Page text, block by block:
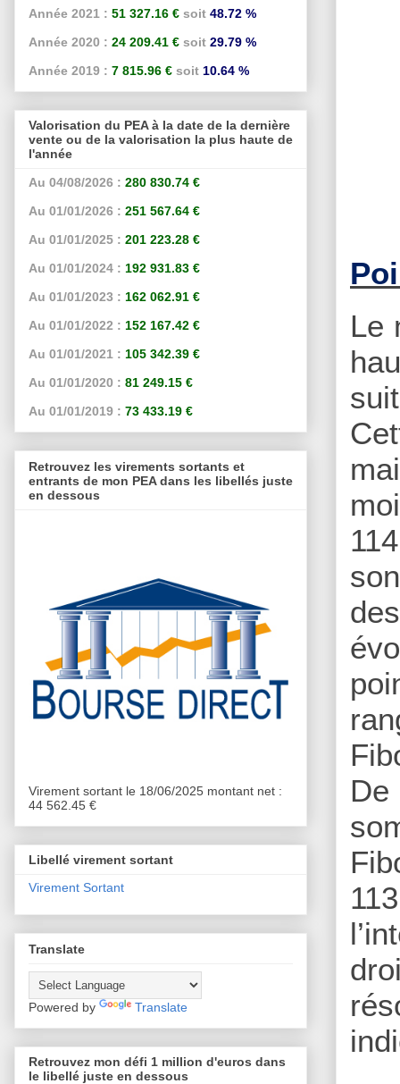
Le
Année 2021 : 51 327.16 € soit 48.72 %
Année 2020 : 24 209.41 € soit 29.79 %
Année 2019 : 7 815.96 € soit 10.64 %
Valorisation du PEA à la date de la dernière
vente ou de la valorisation la plus haute de
l'année
Au 04/08/2026 : 280 830.74 €
Au 01/01/2026 : 251 567.64 €
Au 01/01/2025 : 201 223.28 €
Au 01/01/2024 : 192 931.83 €
Au 01/01/2023 : 162 062.91 €
Au 01/01/2022 : 152 167.42 €
Au 01/01/2021 : 105 342.39 €
Au 01/01/2020 : 81 249.15 €
Au 01/01/2019 : 73 433.19 €
Retrouvez les virements sortants et
entrants de mon PEA dans les libellés juste
en dessous
Virement sortant le 18/06/2025 montant net :
44 562.45 €
Libellé virement sortant
Virement Sortant
Translate
Powered by Translate
Retrouvez mon défi 1 million d'euros dans
le libellé juste en dessous